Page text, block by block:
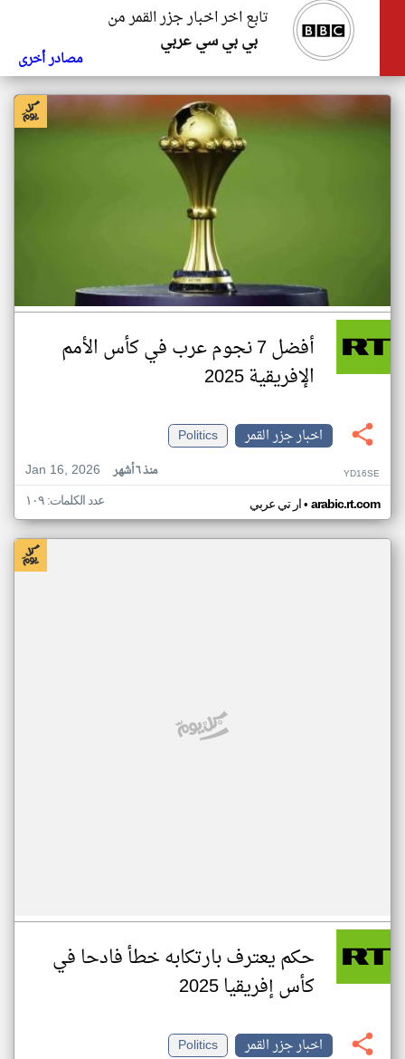
تابع اخر اخبار جزر القمر من
بي بي سي عربي
مصادر أخرى
أفضل 7 نجوم عرب في كأس الأمم
الإفريقية 2025
اخبار جزر القمر
Politics
Jan 16, 2026
منذ ٦ أشهر YD16SE
ار تي عربي• arabic.rt.com عدد الكلمات: ١٠٩
حكم يعترف بارتكابه خطأ فادحا في
كأس إفريقيا 2025
اخبار جزر القمر
Politics